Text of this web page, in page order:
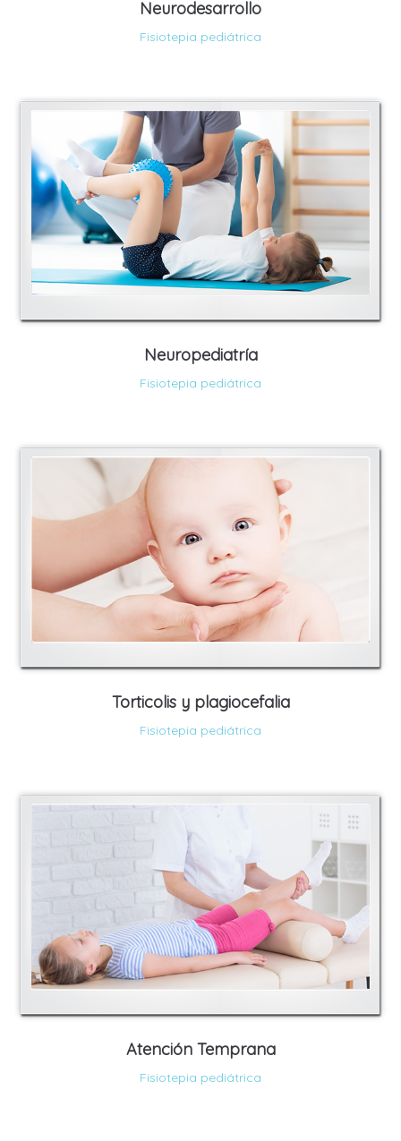
Neurodesarrollo
Fisiotepia pediátrica
Neuropediatría
Fisiotepia pediátrica
Torticolis y plagiocefalia
Fisiotepia pediátrica
Atención Temprana
Fisiotepia pediátrica